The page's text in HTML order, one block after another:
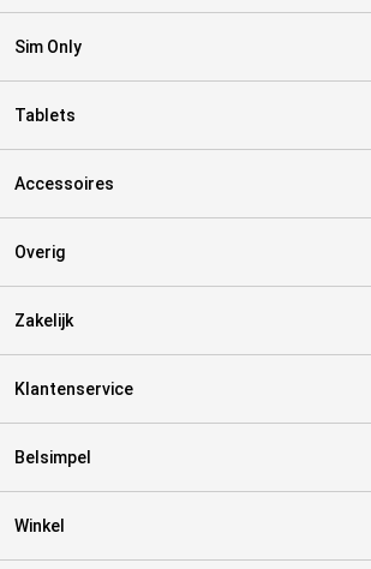
Sim Only
Tablets
Accessoires
Overig
Zakelijk
Klantenservice
Belsimpel
Winkel